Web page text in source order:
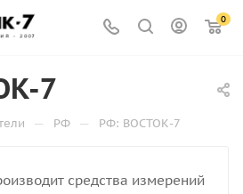
0
7
— РФ — РФ: ВОСТОК-7
средства измерений